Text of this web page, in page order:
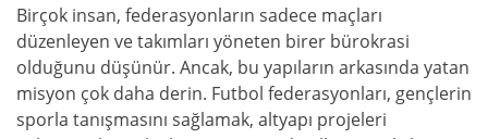
Birçok insan, federasyonların sadece maçları
düzenleyen ve takımları yöneten birer bürokrasi
olduğunu düşünür. Ancak, bu yapıların arkasında yatan
misyon çok daha derin. Futbol federasyonları, gençlerin
sporla tanışmasını sağlamak, altyapı projeleri